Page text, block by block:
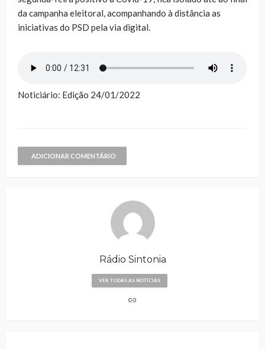
da campanha eleitoral, acompanhando à distância as
iniciativas do PSD pela via digital.
Noticiário: Edição 24/01/2022
ADICIONAR COMENTÁRIO
Rádio Sintonia
VER TODAS AS NOTÍCIAS